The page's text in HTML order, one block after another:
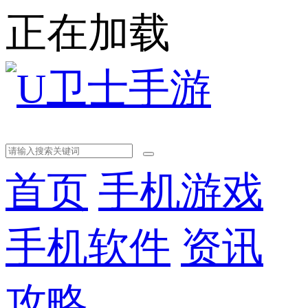
正在加载
首页 手机游戏
手机软件 资讯